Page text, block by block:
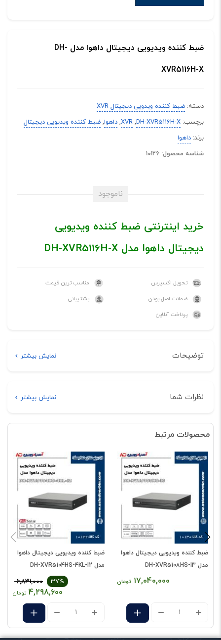
ضبط کننده ویدیویی دیجیتال داهوا مدل DH-
XVR5116H-X
دسته: ضبط کننده ویدویی دیجیتال XVR
برچسب: DH-XVR5116H-X
,
XVR
, داهوا, ضبط کننده ویدیویی دیجیتال
برند: داهوا
شناسه محصول: 10126
ناموجود
خرید اینترنتی ضبط کننده ویدیویی
دیجیتال داهوا مدل DH-XVR5116H-X
تحویل اکسپرس
مناسب ترین قیمت
ضمانت اصل بودن
پشتیبانی
پرداخت آنلاین
توضیحات نمایش بیشتر
نظرات شما نمایش بیشتر
هیچ دیدگاهی برای این محصول نوشته نشده است.
اولین نفری باشید که دیدگاهی را ارسال می کنید برای
“ضبط کننده ویدیویی دیجیتال داهوا مدل DH-XVR5116H-
X”
نشانی ایمیل شما منتشر نخواهد شد.
بخش‌های موردنیاز علامت‌گذاری
شده‌اند
*
امتیاز شما
دیدگاه شما*
محصولات مرتبط
ضبط کننده ویدیویی دیجیتال داهوا
مدل DH-XVR5108HS-I3
17,040,000 تومان
ضبط کننده ویدیویی دیجیتال داهوا
مدل DH-XVR5104HS-4KL-I2
37%
6,831,000
4,298,600 تومان